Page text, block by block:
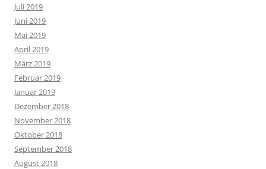
Juli 2019
Juni 2019
Mai 2019
April 2019
März 2019
Februar 2019
Januar 2019
Dezember 2018
November 2018
Oktober 2018
September 2018
August 2018